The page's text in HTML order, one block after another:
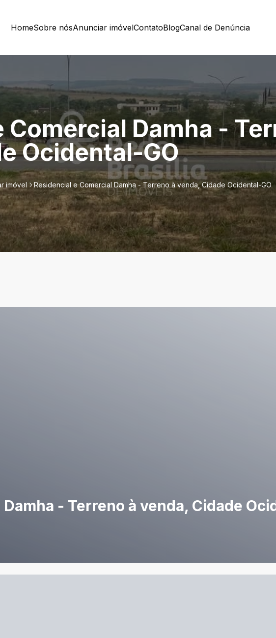
HomeSobre nósAnunciar imóvelContatoBlogCanal de Denúncia
Comercial Damha -
Ocidental-GO
imóvel Residencial e Comercial Damha - Terreno à venda, Cidade Ocidental-GO
- Terreno à venda, Cidade